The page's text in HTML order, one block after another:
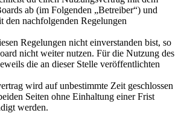
ab (im Folgenden „Betreiber“) und
den nachfolgenden Regelungen
Regelungen nicht einverstanden bist, so
nicht weiter nutzen. Für die Nutzung des
die an dieser Stelle veröffentlichten
wird auf unbestimmte Zeit geschlossen
Seiten ohne Einhaltung einer Frist
werden.